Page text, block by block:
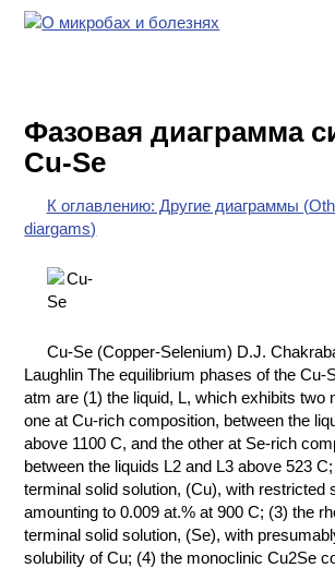
ХИМИЧЕСКАЯ
ПОСУДА
ВРЕДНЫЕ
ФАКТОРЫ
ХИМИЯ НА
ПРОИЗВОДСТВЕ
И ХИМИЧЕСКАЯ
ТЕХНОЛОГИЯ
КОНТАКТЫ
Фазовая диаграмма
Cu-Se
К оглавлению: Другие диаграммы
diargams)
Cu-Se (Copper-Selenium) D.J.
Laughlin The equilibrium phases of the Cu-
atm are (1) the liquid, L, which exhibits two
one at Cu-rich composition, between the
above 1100 C, and the other at Se-rich
between the liquids L2 and L3 above 523
terminal solid solution, (Cu), with restricted
amounting to 0.009 at.% at 900 C; (3) the
terminal solid solution, (Se), with
solubility of Cu; (4) the monoclinic Cu2Se